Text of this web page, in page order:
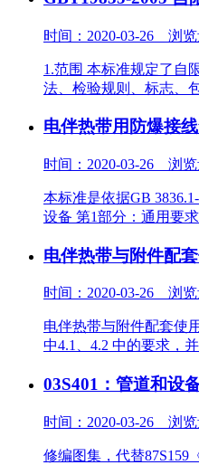
时间：2020-03-26 浏览
1.范围 本标准规定了自
法、检验规则、标志、
电伴热带用防爆接
时间：2020-03-26 浏览
本标准是依据GB
设备 第1部分：通用要
电伴热带与附件配
时间：2020-03-26 浏览
电伴热带与附件配套使
中4.1、4.2 中的要求，
03S401：管道和设
时间：2020-03-26 浏览
修编图集，代替87S159